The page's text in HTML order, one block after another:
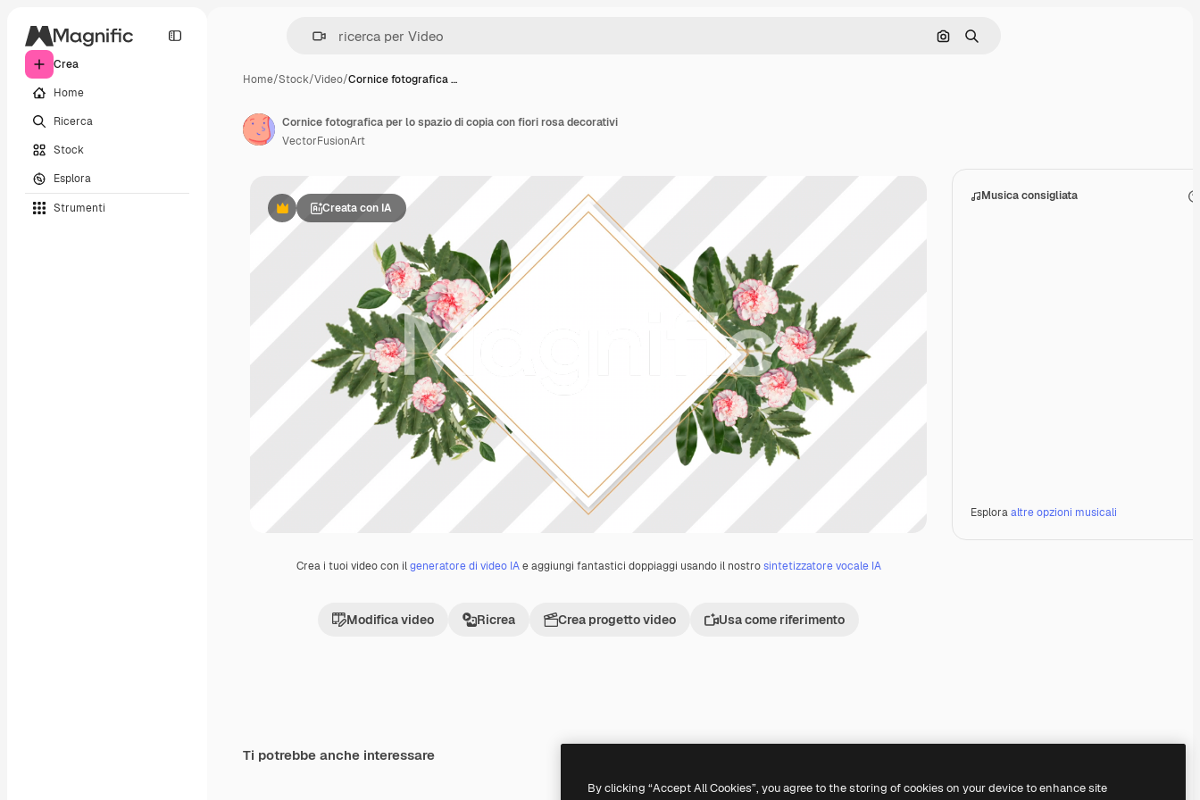
Crea
Home
Ricerca
Stock
Esplora
Strumenti
Cerca per immagine
Ricerca
Home/Stock/Video/Cornice fotografica …
PremiumCreata con IA
Crea i tuoi video con ilgeneratore di video IAe aggiungi fantastici doppiaggi usando il nostrosintetizzatore vocale IA
Modifica video Ricrea Crea progetto video Usa come riferimento
Musica consigliata
Esploraaltre opzioni musicali
Cornice fotografica per lo spazio di copia con fiori rosa decorativi
VectorFusionArt
Ti potrebbe anche interessare
By clicking “Accept All Cookies”, you agree to the storing of cookies on your device to enhance site